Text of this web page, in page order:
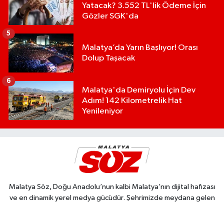
Yatacak? 3.552 TL'lik Ödeme İçin
Gözler SGK'da
Malatya’da Yarın Başlıyor! Orası
Dolup Taşacak
5
Malatya'da Demiryolu İçin Dev
Adım! 142 Kilometrelik Hat
Yenileniyor
6
Malatya Söz, Doğu Anadolu’nun kalbi Malatya’nın dijital hafızası
ve en dinamik yerel medya gücüdür. Şehrimizde meydana gelen